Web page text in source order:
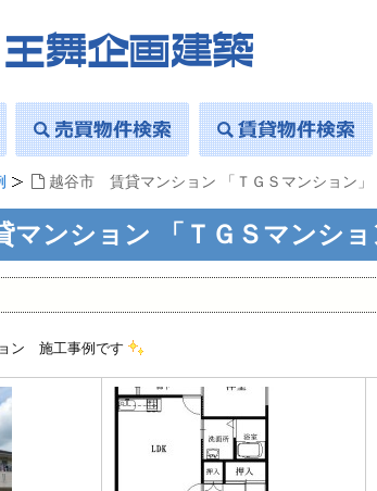
越谷市 賃貸マンション 「ＴＧＳマンション」
ンション 「ＴＧＳマンショ
ン 施工事例です